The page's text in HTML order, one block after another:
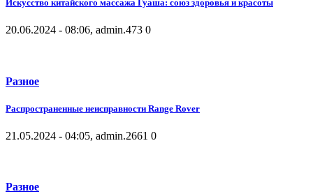
Искусство китайского массажа Гуаша: союз здоровья и красоты
20.06.2024 - 08:06, admin.473 0
Разное
Распространенные неисправности Range Rover
21.05.2024 - 04:05, admin.2661 0
Разное